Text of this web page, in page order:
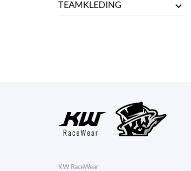
TEAMKLEDING 
KW RaceWear